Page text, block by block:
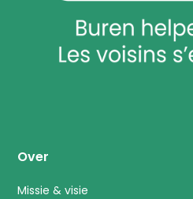
Over
Missie & visie